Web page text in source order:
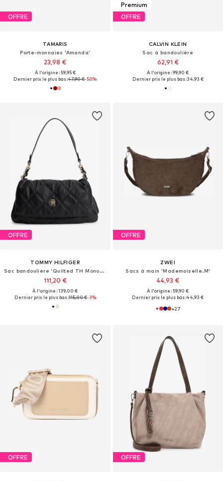
OFFRE
TAMARIS
Porte-monnaies 'Amanda'
23,98 €
À l'origine : 59,95 €
Dernier prix le plus bas :47,90 €-50%
Premium
OFFRE
CALVIN KLEIN
Sac à bandoulière
62,91 €
À l'origine : 99,90 €
Dernier prix le plus bas :34,93 €
OFFRE
TOMMY HILFIGER
Sac bandoulière 'Quilted TH Monogram Shoulder'
111,20 €
À l'origine : 139,00 €
Dernier prix le plus bas :115,00 €-3%
OFFRE
ZWEI
Sacs à main 'Mademoiselle.M'
44,93 €
À l'origine : 59,90 €
Dernier prix le plus bas :44,93 €
+27
OFFRE OFFRE